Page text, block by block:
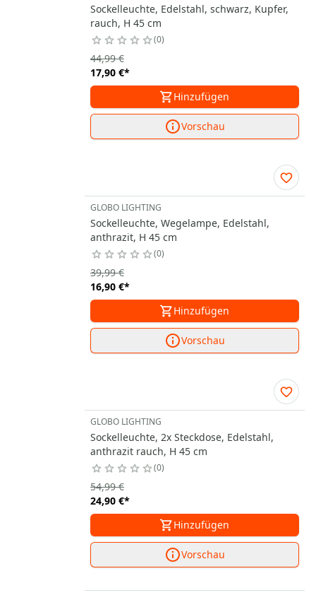
Sockelleuchte, Edelstahl, schwarz, Kupfer,
rauch, H 45 cm
0
17,90 €*
44,99 €
Hinzufügen
Vorschau
GLOBO LIGHTING
Sockelleuchte, Wegelampe, Edelstahl,
anthrazit, H 45 cm
0
16,90 €*
39,99 €
Hinzufügen
Vorschau
GLOBO LIGHTING
Sockelleuchte, 2x Steckdose, Edelstahl,
anthrazit rauch, H 45 cm
0
24,90 €*
54,99 €
Hinzufügen
Vorschau